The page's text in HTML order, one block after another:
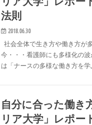
法則
2018.06.30
社会全体で生き方や働き方が
今・・・看護師にも多様化の
は「ナースの多様な働き方を
自分に合った働き
リア大学」レポー